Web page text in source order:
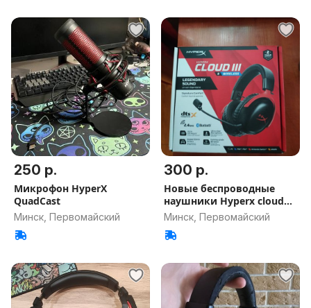
250 р.
Микрофон HyperX
QuadCast
Минск, Первомайский
300 р.
Новые беспроводные
наушники Hyperx cloud
3S
Минск, Первомайский